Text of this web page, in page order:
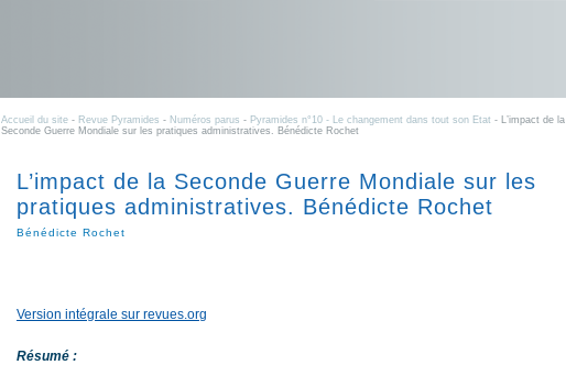
Accueil du site - Revue Pyramides - Numéros parus - Pyramides n°10 - Le changement dans tout son Etat - L’impact de la
Seconde Guerre Mondiale sur les pratiques administratives. Bénédicte Rochet
L’impact de la Seconde Guerre Mondiale sur les
pratiques administratives. Bénédicte Rochet
Bénédicte Rochet
Version intégrale sur revues.org
Résumé :